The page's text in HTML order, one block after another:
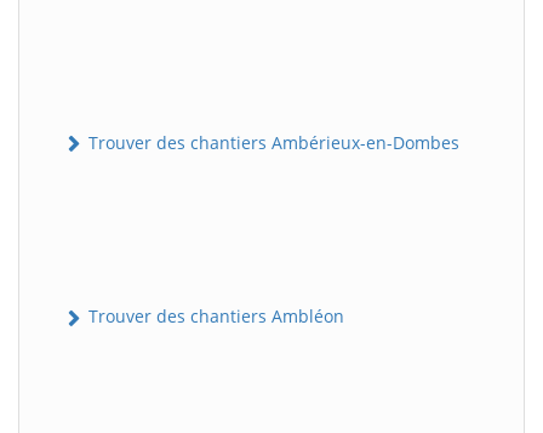
Trouver des chantiers Ambérieux-en-Dombes
Trouver des chantiers Ambléon